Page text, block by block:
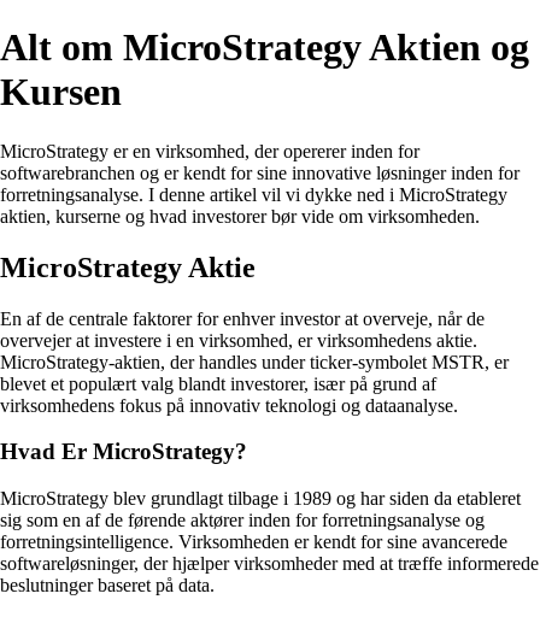
Alt om MicroStrategy Aktien og
Kursen
MicroStrategy er en virksomhed, der opererer inden for
softwarebranchen og er kendt for sine innovative løsninger inden for
forretningsanalyse. I denne artikel vil vi dykke ned i MicroStrategy
aktien, kurserne og hvad investorer bør vide om virksomheden.
MicroStrategy Aktie
En af de centrale faktorer for enhver investor at overveje, når de
overvejer at investere i en virksomhed, er virksomhedens aktie.
MicroStrategy-aktien, der handles under ticker-symbolet MSTR, er
blevet et populært valg blandt investorer, især på grund af
virksomhedens fokus på innovativ teknologi og dataanalyse.
Hvad Er MicroStrategy?
MicroStrategy blev grundlagt tilbage i 1989 og har siden da etableret
sig som en af de førende aktører inden for forretningsanalyse og
forretningsintelligence. Virksomheden er kendt for sine avancerede
softwareløsninger, der hjælper virksomheder med at træffe informerede
beslutninger baseret på data.